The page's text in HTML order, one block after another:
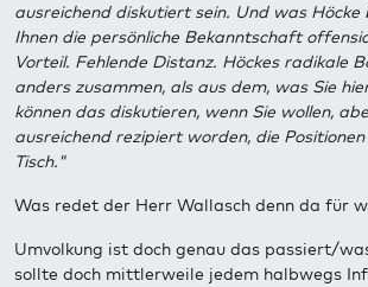
ausreichend diskutiert sein. Und was
Ihnen die persönliche Bekanntschaft
Vorteil. Fehlende Distanz. Höckes radikale
anders zusammen, als aus dem, was Sie
können das diskutieren, wenn Sie wollen,
ausreichend rezipiert worden, die
Tisch."
Was redet der Herr Wallasch denn da für
Umvolkung ist doch genau das passiert/
sollte doch mittlerweile jedem halbwegs